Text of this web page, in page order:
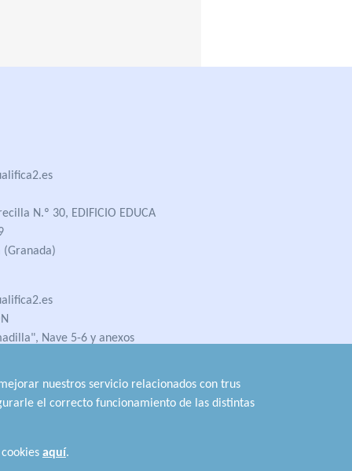
N.º 30, EDIFICIO EDUCA
(Granada)
Nave 5-6 y anexos
nuestros servicio relacionados con trus
el correcto funcionamiento de las distintas
aquí.